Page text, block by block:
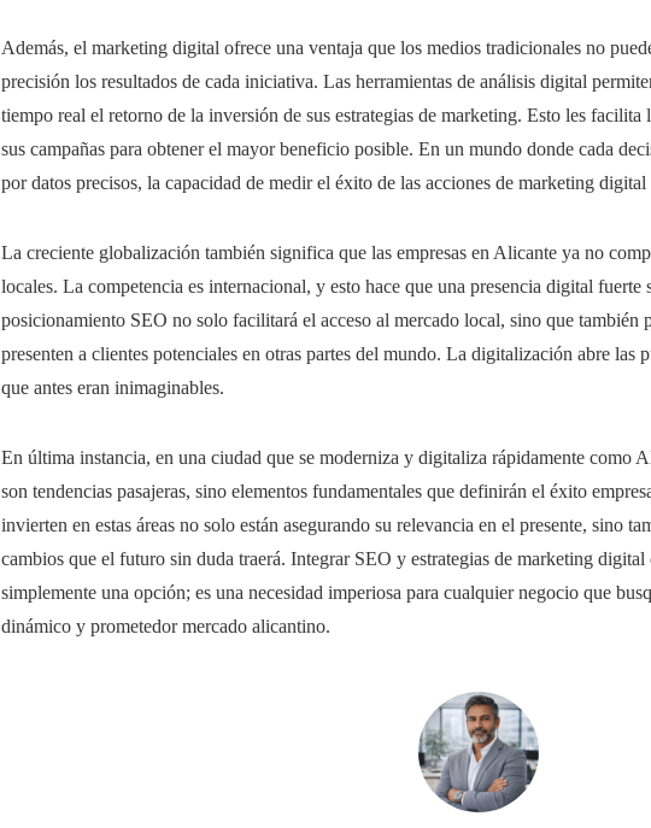
Además, el marketing digital ofrece una ventaja que los medios tradicionales no
precisión los resultados de cada iniciativa. Las herramientas de análisis digital
tiempo real el retorno de la inversión de sus estrategias de marketing. Esto les facilita
sus campañas para obtener el mayor beneficio posible. En un mundo donde cada
por datos precisos, la capacidad de medir el éxito de las acciones de marketing
La creciente globalización también significa que las empresas en Alicante ya no
locales. La competencia es internacional, y esto hace que una presencia digital fuerte
posicionamiento SEO no solo facilitará el acceso al mercado local, sino que también
presenten a clientes potenciales en otras partes del mundo. La digitalización abre las
que antes eran inimaginables.
En última instancia, en una ciudad que se moderniza y digitaliza rápidamente como
son tendencias pasajeras, sino elementos fundamentales que definirán el éxito
invierten en estas áreas no solo están asegurando su relevancia en el presente, sino
cambios que el futuro sin duda traerá. Integrar SEO y estrategias de marketing digital
simplemente una opción; es una necesidad imperiosa para cualquier negocio que
dinámico y prometedor mercado alicantino.